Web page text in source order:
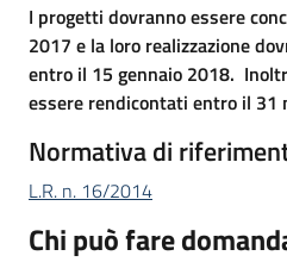
I progetti dovranno essere
2017 e la loro realizzazione
entro il 15 gennaio 2018.
essere rendicontati entro il 31
Normativa di
L.R. n. 16/2014
Chi può fare